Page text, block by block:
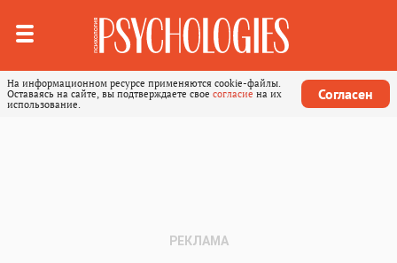
На информационном ресурсе применяются cookie-файлы.
Оставаясь на сайте, вы подтверждаете свое согласие на их
использование.
Согласен